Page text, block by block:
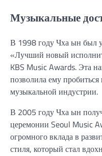
Музыкальные
В 1998 году Чха ын был
«Лучший новый
KBS Music Awards. Эта
позволила ему
музыкальной индустрии.
В 2005 году Чха ын
церемонии Seoul Music
огромного вклада в
стиля, который стал